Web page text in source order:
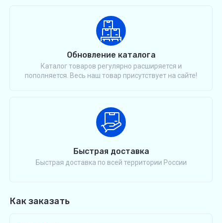
Обновление каталога
Каталог товаров регулярно расширяется и
пополняется. Весь наш товар присутствует на сайте!
Быстрая доставка
Быстрая доставка по всей территории России
Как заказать